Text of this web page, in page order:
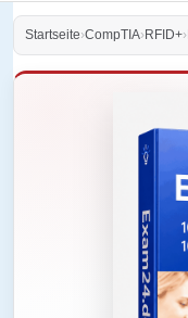
Startseite›CompTIA›RFID+›